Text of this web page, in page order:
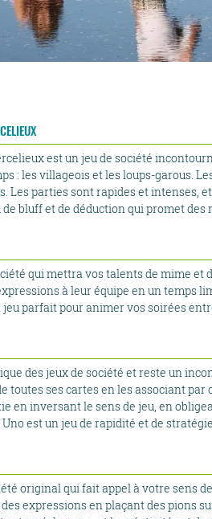
est un jeu de société
: les villageois et les loups-garous.
Les parties sont rapides et intenses,
bluff et de déduction qui promet des
qui mettra vos talents de mime
à leur équipe en un temps
parfait pour animer vos soirées
des jeux de société et reste un
toutes ses cartes en les associant
en inversant le sens de jeu, en
est un jeu de rapidité et de
original qui fait appel à votre sens
expressions en plaçant des pions